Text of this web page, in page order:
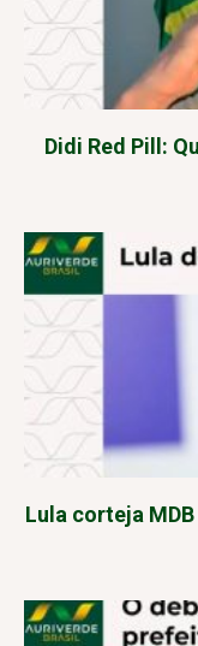
Didi Red Pill:
Lula corteja